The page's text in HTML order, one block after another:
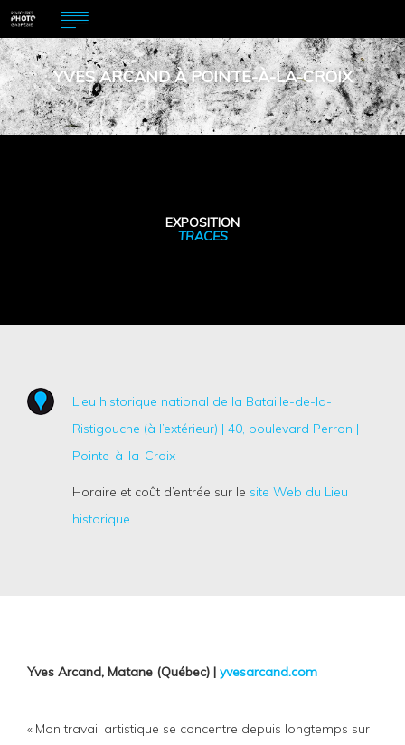
YVES ARCAND À POINTE-À-LA-CROIX
EXPOSITION
TRACES
Lieu historique national de la Bataille-de-la-
Ristigouche (à l’extérieur) | 40, boulevard Perron |
Pointe-à-la-Croix
Horaire et coût d’entrée sur le site Web du Lieu
historique
Yves Arcand, Matane (Québec) | yvesarcand.com
« Mon travail artistique se concentre depuis longtemps sur